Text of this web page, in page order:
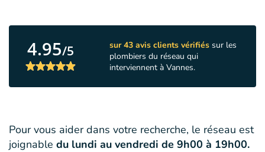
4.95/5 sur 43 avis clients vérifiéssur les
plombiers du réseau qui
interviennent à Vannes.
Pour vous aider dans votre recherche, le réseau est
joignable du lundi au vendredi de 9h00 à 19h00.